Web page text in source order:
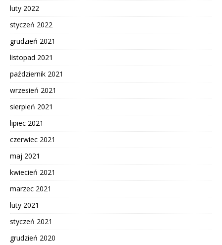
luty 2022
styczeń 2022
grudzień 2021
listopad 2021
październik 2021
wrzesień 2021
sierpień 2021
lipiec 2021
czerwiec 2021
maj 2021
kwiecień 2021
marzec 2021
luty 2021
styczeń 2021
grudzień 2020